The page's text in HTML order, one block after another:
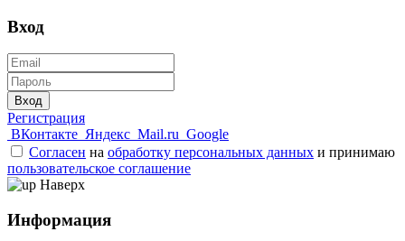
Вход
Вход
Регистрация
ВКонтакте Яндекс Mail.ru Google
Согласен на обработку персональных данных и принимаю
пользовательское соглашение
Наверх
Информация